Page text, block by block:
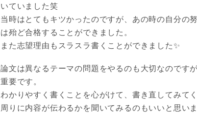
いていました笑
当時はとてもキツかったのですが、あの時の自分の
は殆ど合格することができました。
また志望理由もスラスラ書くことができました✨
論文は異なるテーマの問題をやるのも大切なのです
重要です。
わかりやすく書くことを心がけて、書き直してみてく
周りに内容が伝わるかを聞いてみるのもいいと思いま